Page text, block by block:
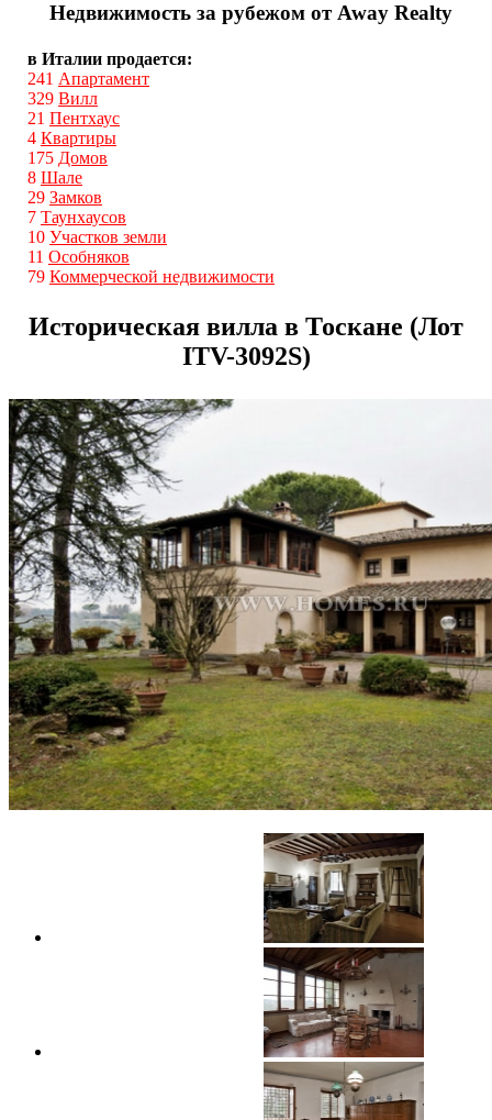
Недвижимость за рубежом от Away Realty
в Италии продается:
241 Апартамент
329 Вилл
21 Пентхаус
4 Квартиры
175 Домов
8 Шале
29 Замков
7 Таунхаусов
10 Участков земли
11 Особняков
79 Коммерческой недвижимости
Историческая вилла в Тоскане (Лот
ITV-3092S)